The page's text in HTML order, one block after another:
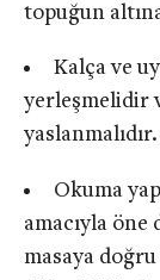
topuğun
Kalça ve
yerleşmelidir
yaslanmalıdır.
Okuma
amacıyla
masaya doğru